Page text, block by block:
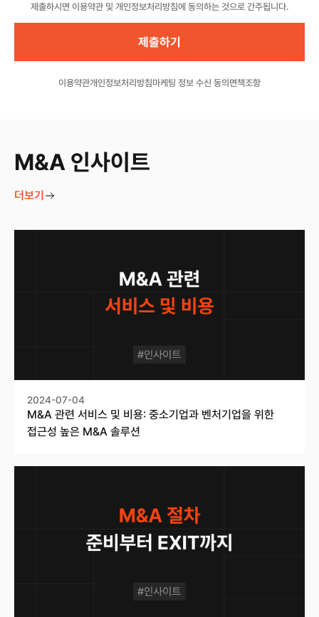
제출하시면 이용약관 및 개인정보처리방침에 동의하는 것으로 간주됩니다.
이용약관개인정보처리방침마케팅 정보 수신 동의 면책조항
M&A 인사이트
더보기
2024-07-04
M&A 관련 서비스 및 비용: 중소기업과 벤처기업을 위한
접근성 높은 M&A 솔루션